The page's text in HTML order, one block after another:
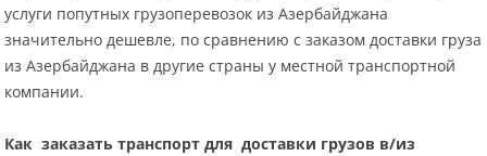
услуги попутных грузоперевозок из Азербайджана
значительно дешевле, по сравнению с заказом доставки груза
из Азербайджана в другие страны у местной транспортной
компании.
Как заказать транспорт для доставки грузов в/из